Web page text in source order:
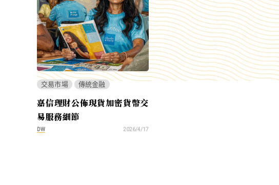
交易市場 傳統金融
嘉信理財公佈現貨加密貨幣交
易服務細節
DW 2026/4/17